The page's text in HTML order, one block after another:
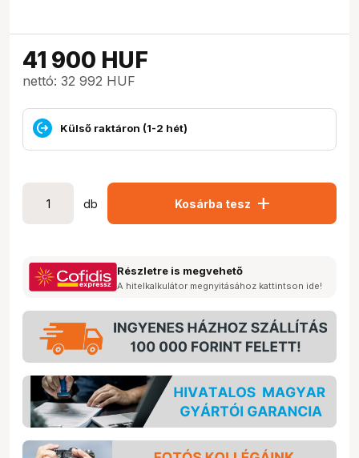
41 900 HUF
nettó: 32 992 HUF
Külső raktáron (1-2 hét)
db Kosárba tesz add
Részletre is megvehető
A hitelkalkulátor megnyitásához kattintson ide!